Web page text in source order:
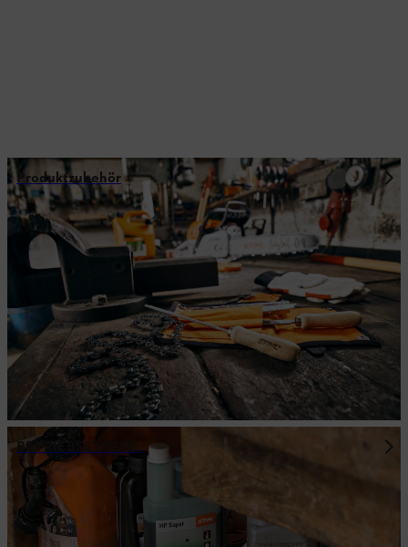
Produktzubehör
BETRIEBSSTOFFE